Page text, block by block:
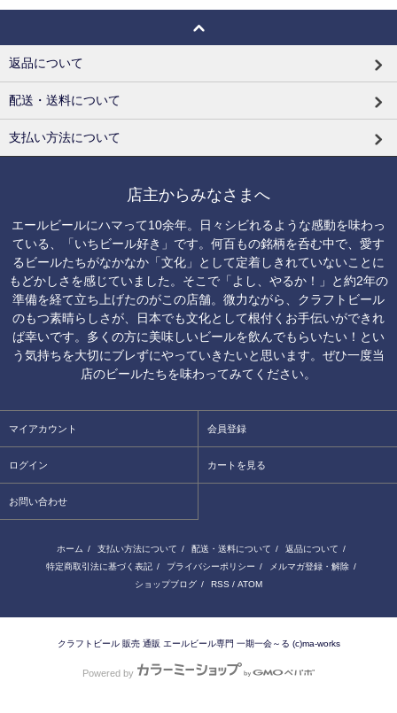
返品について
配送・送料について
支払い方法について
店主からみなさまへ
エールビールにハマって10余年。日々シビれるような感動を味わっ
ている、「いちビール好き」です。何百もの銘柄を呑む中で、愛す
るビールたちがなかなか「文化」として定着しきれていないことに
もどかしさを感じていました。そこで「よし、やるか！」と約2年の
準備を経て立ち上げたのがこの店舗。微力ながら、クラフトビール
のもつ素晴らしさが、日本でも文化として根付くお手伝いができれ
ば幸いです。多くの方に美味しいビールを飲んでもらいたい！とい
う気持ちを大切にブレずにやっていきたいと思います。ぜひ一度当
店のビールたちを味わってみてください。
マイアカウント 会員登録
ログイン カートを見る
お問い合わせ
ホーム / 支払い方法について / 配送・送料について / 返品について /
特定商取引法に基づく表記 / プライバシーポリシー / メルマガ登録・解除 /
ショップブログ / RSS / ATOM
クラフトビール 販売 通販 エールビール専門 一期一会～る (c)ma-works
Powered by